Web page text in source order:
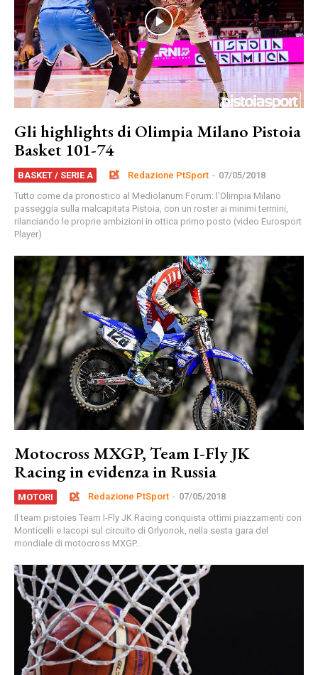
Gli highlights di Olimpia Milano Pistoia
Basket 101-74
BASKET / SERIE A Redazione PtSport - 07/05/2018
Tutto come da pronostico al Mediolanum Forum: l'Olimpia Milano
passeggia sulla malcapitata Pistoia, con un roster ai minimi termini,
rilanciando le proprie ambizioni in ottica primo posto (video Eurosport
Player)
Motocross MXGP, Team I-Fly JK
Racing in evidenza in Russia
MOTORI Redazione PtSport - 07/05/2018
Il team pistoies Team I-Fly JK Racing conquista ottimi piazzamenti con
Monticelli e Iacopi sul circuito di Orlyonok, nella sesta gara del
mondiale di motocross MXGP...